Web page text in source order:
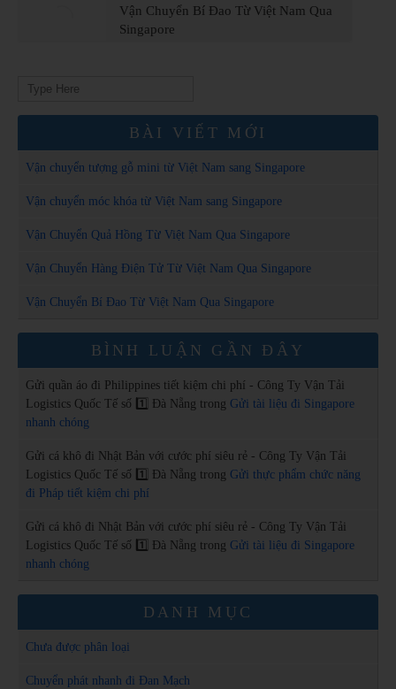
Vận Chuyển Bí Đao Từ Việt Nam Qua
Singapore
Search
BÀI VIẾT MỚI
Vận chuyển tượng gỗ mini từ Việt Nam sang Singapore
Vận chuyển móc khóa từ Việt Nam sang Singapore
Vận Chuyển Quả Hồng Từ Việt Nam Qua Singapore
Vận Chuyển Hàng Điện Tử Từ Việt Nam Qua Singapore
Vận Chuyển Bí Đao Từ Việt Nam Qua Singapore
BÌNH LUẬN GẦN ĐÂY
Gửi quần áo đi Philippines tiết kiệm chi phí - Công Ty Vận Tải
Logistics Quốc Tế số 1️⃣ Đà Nẵng trong Gửi tài liệu đi Singapore
nhanh chóng
Gửi cá khô đi Nhật Bản với cước phí siêu rẻ - Công Ty Vận Tải
Logistics Quốc Tế số 1️⃣ Đà Nẵng trong Gửi thực phẩm chức năng
đi Pháp tiết kiệm chi phí
Gửi cá khô đi Nhật Bản với cước phí siêu rẻ - Công Ty Vận Tải
Logistics Quốc Tế số 1️⃣ Đà Nẵng trong Gửi tài liệu đi Singapore
nhanh chóng
DANH MỤC
Chưa được phân loại
Chuyển phát nhanh đi Đan Mạch